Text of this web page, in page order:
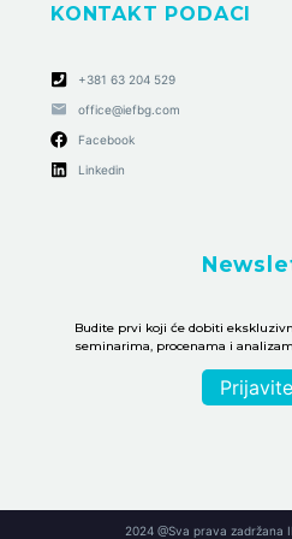
KONTAKT PODACI
+381 63 204 529
office@iefbg.com
Facebook
Linkedin
Budite prvi koji će dobiti
seminarima, procenama i
2024 @Sva prava zadržana